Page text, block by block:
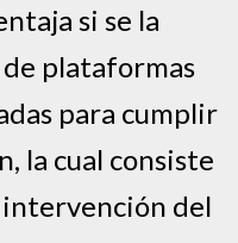
si se la
plataformas
para cumplir
la cual consiste
del